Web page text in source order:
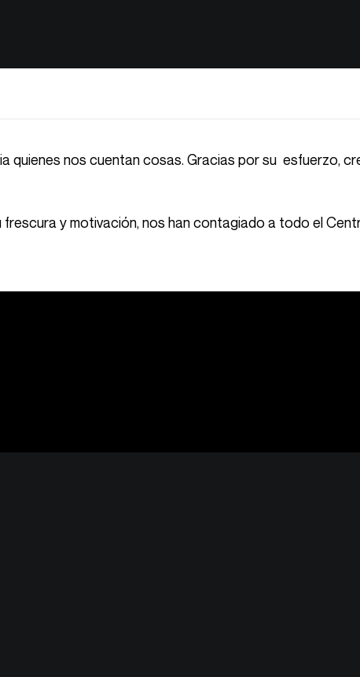
quienes nos cuentan cosas. Gracias por su esfuerzo,
y motivación, nos han contagiado a todo el